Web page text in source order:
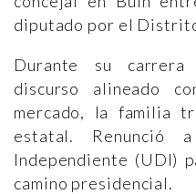
diputado por el
Durante su
discurso alineado
mercado, la familia
estatal. Renunció
Independiente (UDI)
camino presidencial.